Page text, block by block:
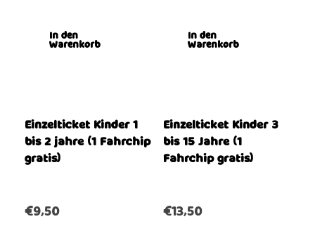
In den
Warenkorb
In den
Warenkorb
Einzelticket Kinder 1
bis 2 jahre (1 Fahrchip
gratis)
€9,50
Einzelticket Kinder 3
bis 15 Jahre (1
Fahrchip gratis)
€13,50